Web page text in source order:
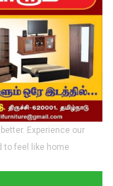
Experience our
to feel like home